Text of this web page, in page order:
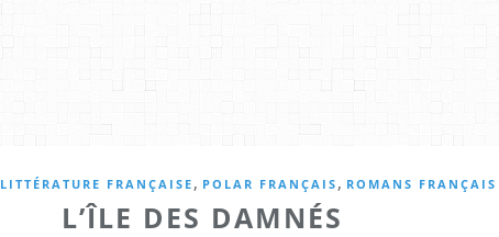
LITTÉRATURE FRANÇAISE , POLAR FRANÇAIS , ROMANS FRANÇAIS
L’ÎLE DES DAMNÉS